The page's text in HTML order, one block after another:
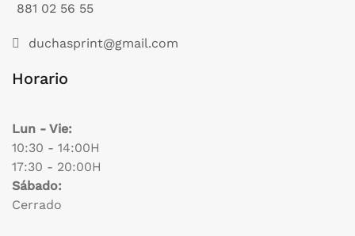
881 02 56 55
duchasprint@gmail.com
Horario
Lun - Vie:
10:30 - 14:00H
17:30 - 20:00H
Sábado:
Cerrado